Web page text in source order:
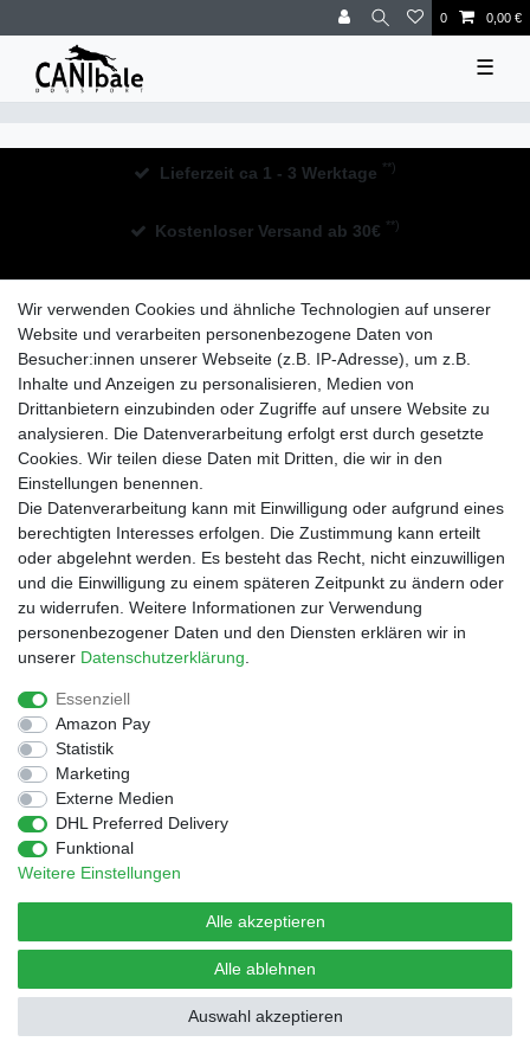
0 0,00 €
☰
Lieferzeit ca 1 - 3 Werktage **)
Kostenloser Versand ab 30€ **)
Widerrufs­recht Impressum Daten­schutz­erklärung
AGB Kontakt
© Copyright 2026 | Alle Rechte vorbehalten.
Design by D.Behrendt
Wir verwenden Cookies und ähnliche Technologien auf unserer
Website und verarbeiten personenbezogene Daten von
Besucher:innen unserer Webseite (z.B. IP-Adresse), um z.B.
Inhalte und Anzeigen zu personalisieren, Medien von
Drittanbietern einzubinden oder Zugriffe auf unsere Website zu
analysieren. Die Datenverarbeitung erfolgt erst durch gesetzte
Cookies. Wir teilen diese Daten mit Dritten, die wir in den
Einstellungen benennen.
Die Datenverarbeitung kann mit Einwilligung oder aufgrund eines
berechtigten Interesses erfolgen. Die Zustimmung kann erteilt
oder abgelehnt werden. Es besteht das Recht, nicht einzuwilligen
und die Einwilligung zu einem späteren Zeitpunkt zu ändern oder
zu widerrufen. Weitere Informationen zur Verwendung
personenbezogener Daten und den Diensten erklären wir in
unserer Daten­schutz­erklärung
Essenziell
Amazon Pay
Statistik
Marketing
Externe Medien
DHL Preferred Delivery
Funktional
Weitere Einstellungen
Alle akzeptieren
Alle ablehnen
Auswahl akzeptieren